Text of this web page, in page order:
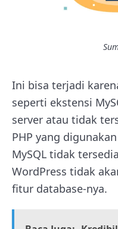
Ini bisa terjadi
seperti ekstensi
server atau tidak
PHP yang
MySQL tidak
WordPress tidak
fitur database-nya.